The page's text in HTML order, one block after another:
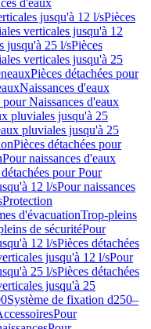
d'eaux
jusqu'à 12 l/sPièces
verticales jusqu'à 12
jusqu'à 25 l/sPièces
verticales jusqu'à 25
Pièces détachées pour
Naissances d'eaux
pour Naissances d'eaux
pluviales jusqu'à 25
pluviales jusqu'à 25
Pièces détachées pour
Pour naissances d'eaux
pour Pour
12 l/sPour naissances
Protection
d'évacuationTrop-pleins
de sécuritéPour
12 l/sPièces détachées
jusqu'à 12 l/sPour
25 l/sPièces détachées
jusqu'à 25
Système de fixation d250–
Pour